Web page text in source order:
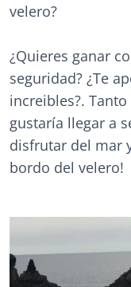
velero?
¿Quieres ganar
seguridad? ¿Te
increibles?.
gustaría llegar a
disfrutar del mar
bordo del velero!